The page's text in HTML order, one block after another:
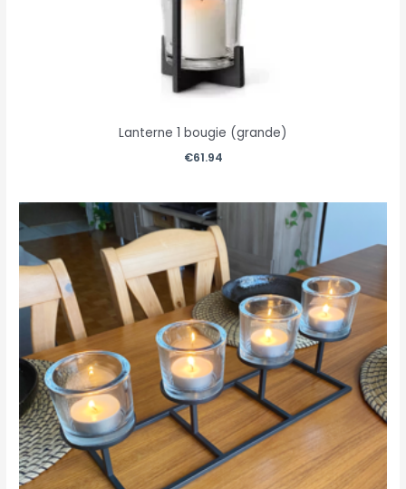
Lanterne 1 bougie (grande)
€61.94